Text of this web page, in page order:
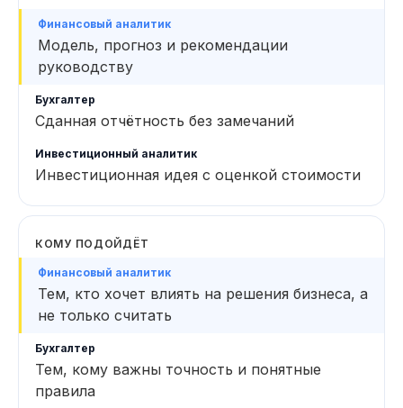
Модель, прогноз и рекомендации
руководству
Сданная отчётность без замечаний
Инвестиционная идея с оценкой стоимости
КОМУ ПОДОЙДЁТ
Тем, кто хочет влиять на решения бизнеса, а
не только считать
Тем, кому важны точность и понятные
правила